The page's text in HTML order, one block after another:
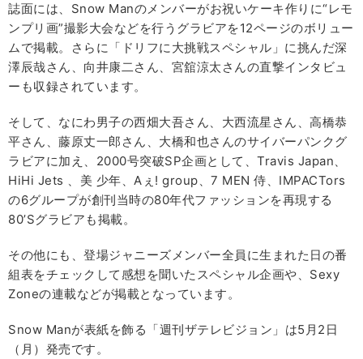
誌面には、Snow Manのメンバーがお祝いケーキ作りに“レモ
ンプリ画”撮影大会などを行うグラビアを12ページのボリュー
ムで掲載。さらに「ドリフに大挑戦スペシャル」に挑んだ深
澤辰哉さん、向井康二さん、宮舘涼太さんの直撃インタビュ
ーも収録されています。
そして、なにわ男子の西畑大吾さん、大西流星さん、高橋恭
平さん、藤原丈一郎さん、大橋和也さんのサイバーパンクグ
ラビアに加え、2000号突破SP企画として、Travis Japan、
HiHi Jets 、美 少年、Aぇ! group、7 MEN 侍、IMPACTors
の6グループが創刊当時の80年代ファッションを再現する
80’Sグラビアも掲載。
その他にも、登場ジャニーズメンバー全員に生まれた日の番
組表をチェックして感想を聞いたスペシャル企画や、Sexy
Zoneの連載などが掲載となっています。
Snow Manが表紙を飾る「週刊ザテレビジョン」は5月2日
（月）発売です。